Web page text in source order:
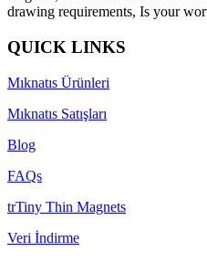
drawing requirements, Is your
QUICK LINKS
Mıknatıs Ürünleri
Mıknatıs Satışları
Blog
FAQs
trTiny Thin Magnets
Veri İndirme